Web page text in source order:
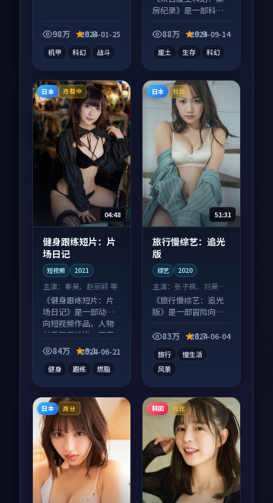
98万 8.8
2024-01-25
机甲 科幻 战斗
房纪录》是一部科幻
续发酵，适合周末一
88万 9.9
2024-09-14
废土 生存 科幻
日本 连载中
04:48
健身跟练短片：片
场日记
短视频 2021
主演： 秦昊、赵丽颖 等
《健身跟练短片：片
场日记》是一部动作
向短视频作品，人物
关系层层推进，尾声
常有情绪落点。
84万 9.1
2024-06-21
健身 跟练 燃脂
日本 杜比
51:31
旅行慢综艺：追光
版
综艺 2020
主演： 张子枫、刘昊然
等
《旅行慢综艺：追光
版》是一部冒险向综
错过，字幕区常有惊
83万 8.7
2024-06-04
旅行
慢生活
风景
日本 高分 韩国 杜比